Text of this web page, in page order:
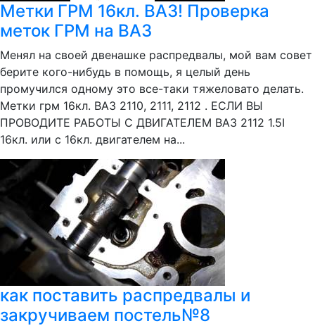
Метки ГРМ 16кл. ВАЗ! Проверка
меток ГРМ на ВАЗ
Менял на своей двенашке распредвалы, мой вам совет
берите кого-нибудь в помощь, я целый день
промучился одному это все-таки тяжеловато делать.
Метки грм 16кл. ВАЗ 2110, 2111, 2112 . ЕСЛИ ВЫ
ПРОВОДИТЕ РАБОТЫ С ДВИГАТЕЛЕМ ВАЗ 2112 1.5I
16кл. или с 16кл. двигателем на...
как поставить распредвалы и
закручиваем постель№8